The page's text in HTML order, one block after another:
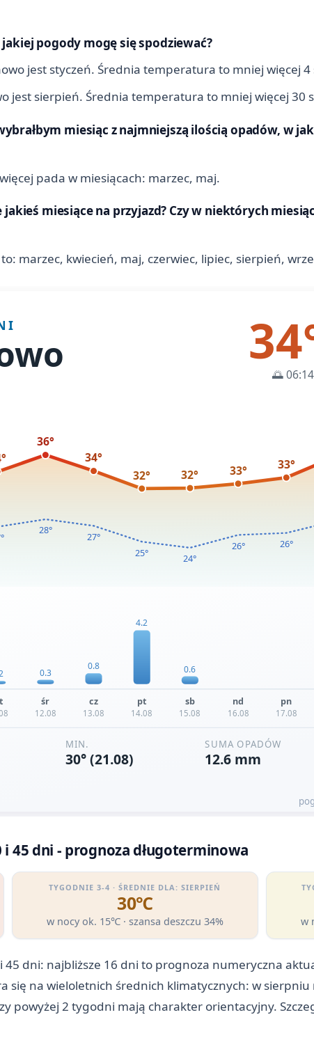
pogody mogę się spodziewać?
jest styczeń. Średnia temperatura to mniej więcej
jest sierpień. Średnia temperatura to mniej więcej 30
miesiąc z najmniejszą ilością opadów, w
pada w miesiącach: marzec, maj.
miesiące na przyjazd? Czy w niektórych
marzec, kwiecień, maj, czerwiec, lipiec, sierpień,
45 dni - prognoza długoterminowa
TYGODNIE 3-4 · ŚREDNIE DLA: SIERPIEŃ
30℃
w nocy ok. 15℃ · szansa deszczu 34% w
45 dni: najbliższe 16 dni to prognoza numeryczna
się na wieloletnich średnich klimatycznych: w sierpniu
powyżej 2 tygodni mają charakter orientacyjny.